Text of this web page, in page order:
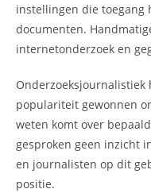
instellingen die toegang
documenten.
internetonderzoek en
populariteit gewonnen
weten komt over
gesproken geen inzicht
en journalisten op dit
positie.